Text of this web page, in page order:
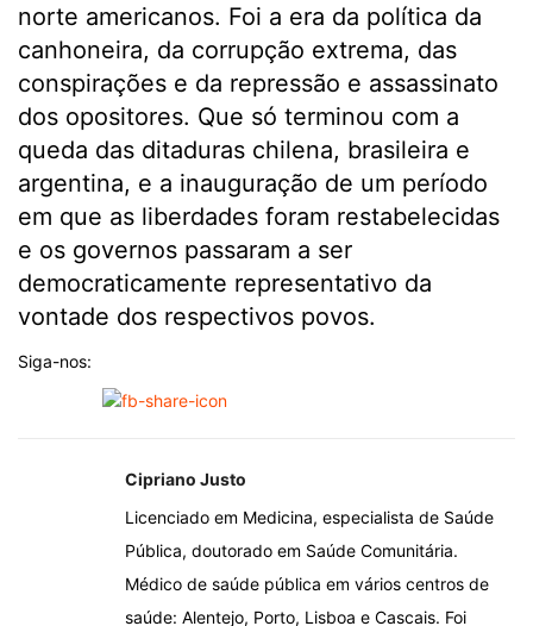
norte americanos. Foi a era da política da
canhoneira, da corrupção extrema, das
conspirações e da repressão e assassinato
dos opositores. Que só terminou com a
queda das ditaduras chilena, brasileira e
argentina, e a inauguração de um período
em que as liberdades foram restabelecidas
e os governos passaram a ser
democraticamente representativo da
vontade dos respectivos povos.
Siga-nos:
Cipriano Justo
Licenciado em Medicina, especialista de Saúde
Pública, doutorado em Saúde Comunitária.
Médico de saúde pública em vários centros de
saúde: Alentejo, Porto, Lisboa e Cascais. Foi